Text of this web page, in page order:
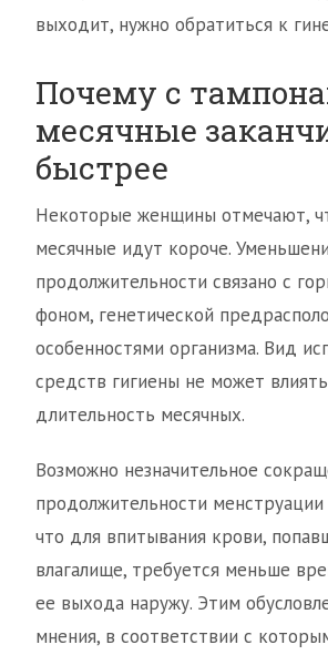
выходит, нужно обратиться к
Почему с
месячные
быстрее
Некоторые женщины отмечают,
месячные идут короче.
продолжительности связано с
фоном, генетической
особенностями организма. Вид
средств гигиены не может
длительность месячных.
Возможно незначительное
продолжительности менструации
что для впитывания крови,
влагалище, требуется меньше
ее выхода наружу. Этим
мнения, в соответствии с